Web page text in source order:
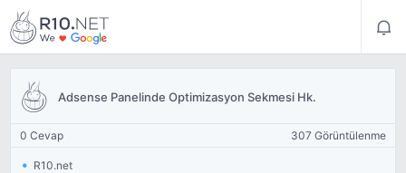
Adsense Panelinde Optimizasyon Sekmesi Hk.
0 Cevap 307 Görüntülenme
R10.net